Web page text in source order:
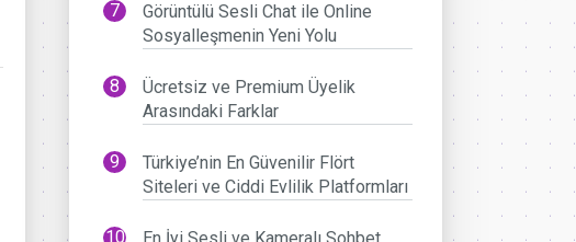
Görüntülü Sesli Chat ile Online
Sosyalleşmenin Yeni Yolu
Ücretsiz ve Premium Üyelik
Arasındaki Farklar
Türkiye’nin En Güvenilir Flört
Siteleri ve Ciddi Evlilik Platformları